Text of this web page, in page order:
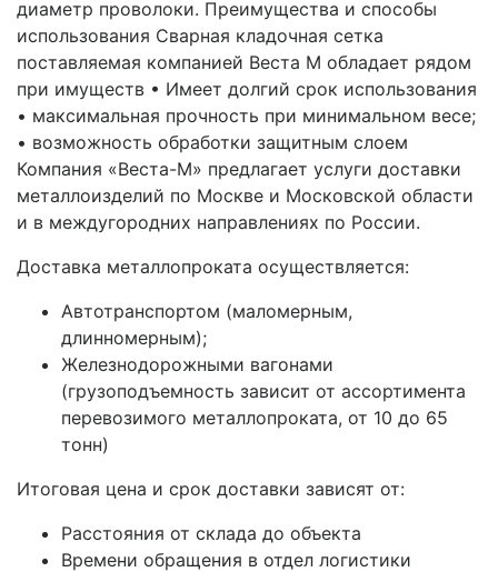
диаметр проволоки. Преимущества и способы
использования Сварная кладочная сетка
поставляемая компанией Веста М обладает рядом
при имуществ • Имеет долгий срок использования
• максимальная прочность при минимальном весе;
• возможность обработки защитным слоем
Компания «Веста-М» предлагает услуги доставки
металлоизделий по Москве и Московской области
и в междугородних направлениях по России.
Доставка металлопроката осуществляется:
Автотранспортом (маломерным,
длинномерным);
Железнодорожными вагонами
(грузоподъемность зависит от ассортимента
перевозимого металлопроката, от 10 до 65
тонн)
Итоговая цена и срок доставки зависят от:
Расстояния от склада до объекта
Времени обращения в отдел логистики